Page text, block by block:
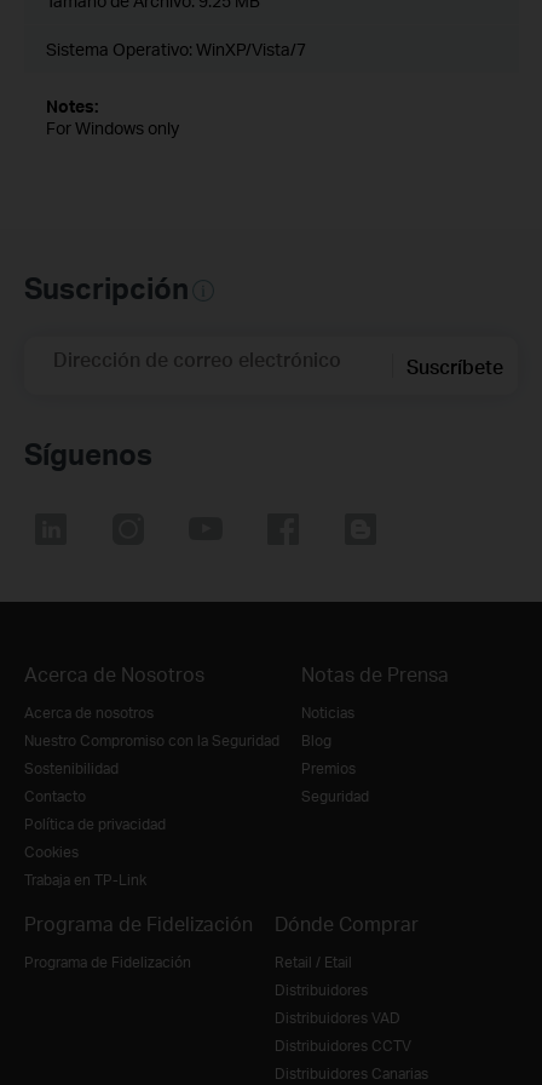
Sistema Operativo: WinXP/Vista/7
Notes:
For Windows only
Suscripción
Dirección de correo electrónico Suscríbete
Síguenos
Acerca de Nosotros
Acerca de nosotros
Nuestro Compromiso con la Seguridad
Sostenibilidad
Contacto
Política de privacidad
Cookies
Trabaja en TP-Link
Notas de Prensa
Noticias
Blog
Premios
Seguridad
Programa de Fidelización
Programa de Fidelización
Dónde Comprar
Retail / Etail
Distribuidores
Distribuidores VAD
Distribuidores CCTV
Distribuidores Canarias